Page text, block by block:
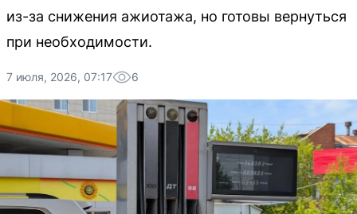
из-за снижения ажиотажа, но готовы вернуться
при необходимости.
7 июля, 2026, 07:17 6